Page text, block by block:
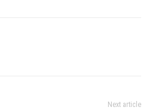
Next article